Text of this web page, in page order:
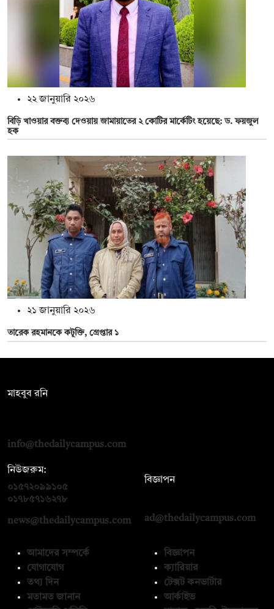
২২ জানুয়ারি ২০২৬
বিড়ি খাওয়ার বক্তব্য দেওয়ায় জামায়াতের ২ কোটির মার্কেটিং হয়েছে: ড. ফয়জুল
হক
২১ জানুয়ারি ২০২৬
তারেক রহমানকে কটূক্তি, গ্রেপ্তার ১
মাহবুব রনি
info@thedailycampus.com
নিউজরুম:
০১৫৭২০৯৯১০৫
০১৭৮৫৭১৬২৭৮
news@thedailycampus.com
বিজ্ঞাপন
ad@thedailycampus.com
আমাদের সম্পর্কে
যোগাযোগ
তথ্য দিন
মতামত জানান
বিজ্ঞাপন
ক্যারিয়ার
টেক্সট কনভার্টার
আর্কাইভ